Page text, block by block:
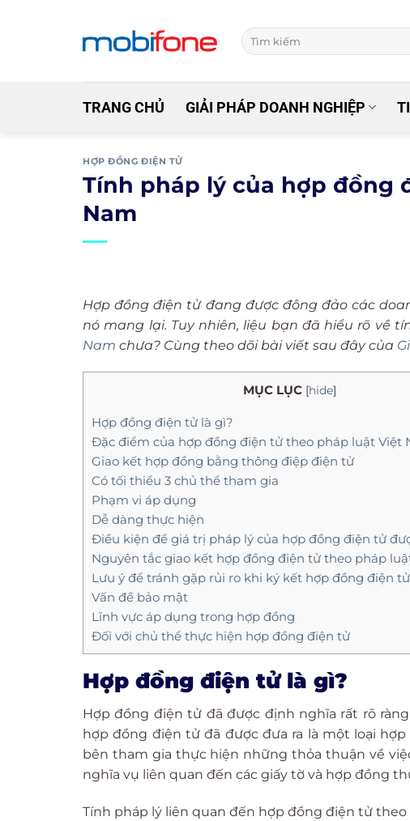
TRANG CHỦ GIẢI PHÁP DOANH NGHIỆP
HỢP ĐỒNG ĐIỆN TỬ
Tính pháp lý của hợp đồng
Nam
Hợp đồng điện tử đang được đông đảo các
nó mang lại. Tuy nhiên, liệu bạn đã hiểu rõ về
Nam chưa? Cùng theo dõi bài viết sau đây của
MỤC LỤC [hide]
Hợp đồng điện tử là gì?
Đặc điểm của hợp đồng điện tử theo pháp luật Việt
Giao kết hợp đồng bằng thông điệp điện tử
Có tối thiểu 3 chủ thể tham gia
Phạm vi áp dụng
Dễ dàng thực hiện
Điều kiện để giá trị pháp lý của hợp đồng điện tử
Nguyên tắc giao kết hợp đồng điện tử theo pháp
Lưu ý để tránh gặp rủi ro khi ký kết hợp đồng điện tử
Vấn đề bảo mật
Lĩnh vực áp dụng trong hợp đồng
Đối với chủ thể thực hiện hợp đồng điện tử
Hợp đồng điện tử là gì?
Hợp đồng điện tử đã được định nghĩa rất rõ
hợp đồng điện tử đã được đưa ra là một loại
bên tham gia thực hiện những thỏa thuận về
nghĩa vụ liên quan đến các giấy tờ và hợp đồng
Tính pháp lý liên quan đến hợp đồng điện tử